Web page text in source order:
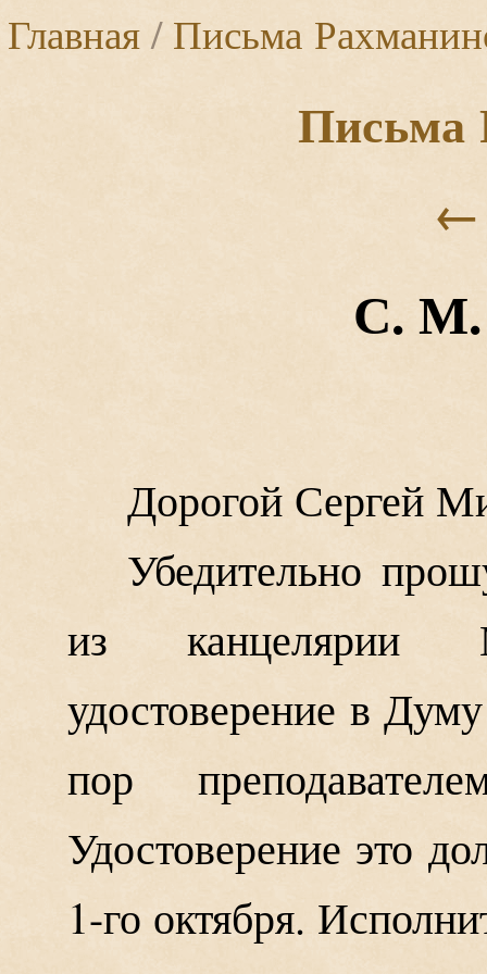
Главная/Письма
Письма
←
С. М.
Дорогой Сергей
Убедительно
из канцелярии
удостоверение в
пор
Удостоверение это
1-го октября.